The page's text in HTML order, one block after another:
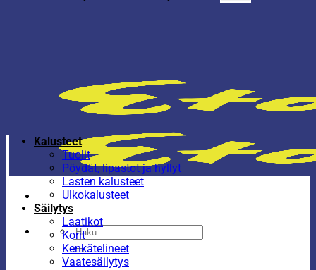
Etsi:
Kalusteet
Tuolit
Pöydät, lipastot ja hyllyt
Lasten kalusteet
Ulkokalusteet
Säilytys
Laatikot
Korit
Kenkätelineet
Vaatesäilytys